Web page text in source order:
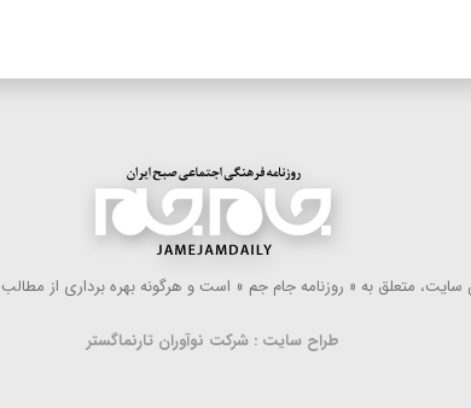
متعلق به « روزنامه جام جم » است و هرگونه بهره ‌برداری از مطالب
طراح سایت : شرکت نوآوران تارنماگستر